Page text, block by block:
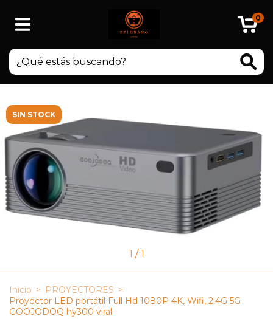
0
SIN STOCK
1 /1
Inicio > PROYECTORES >
Proyector LED portátil Full Hd 1080P 4K, Wifi, 2,4G 5G
GOOJODOQ hy300 viral